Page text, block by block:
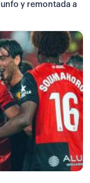
y remontada a